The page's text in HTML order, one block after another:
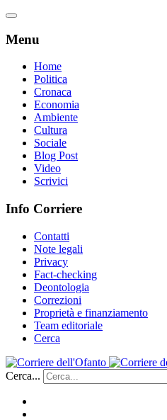
Menu
Home
Politica
Cronaca
Economia
Ambiente
Cultura
Sociale
Blog Post
Video
Scrivici
Info Corriere
Contatti
Note legali
Privacy
Fact-checking
Deontologia
Correzioni
Proprietà e finanziamento
Team editoriale
Cerca
Cerca...